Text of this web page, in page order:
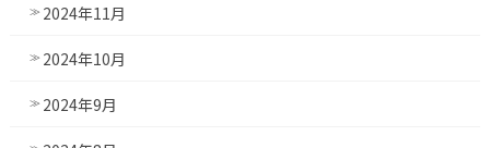
2024年11月
2024年10月
2024年9月